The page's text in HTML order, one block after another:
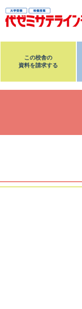
この校舎の
資料を請求する